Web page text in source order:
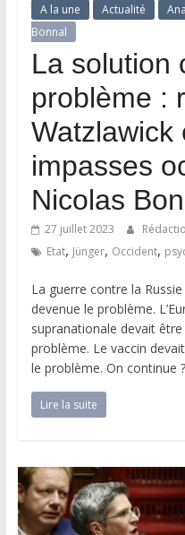
A la une Actualité
Bonnal
La solution
problème :
Watzlawick
impasses
Nicolas
27 juillet 2023
Etat, Jünger, Occident,
La guerre contre la
devenue le problème.
supranationale devait
problème. Le vaccin
le problème. On continue ?
Lire la suite